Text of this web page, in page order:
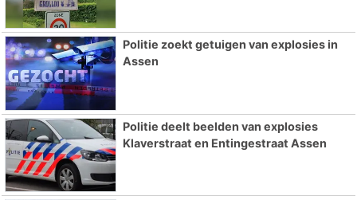
Politie zoekt getuigen van explosies in
Assen
Politie deelt beelden van explosies
Klaverstraat en Entingestraat Assen